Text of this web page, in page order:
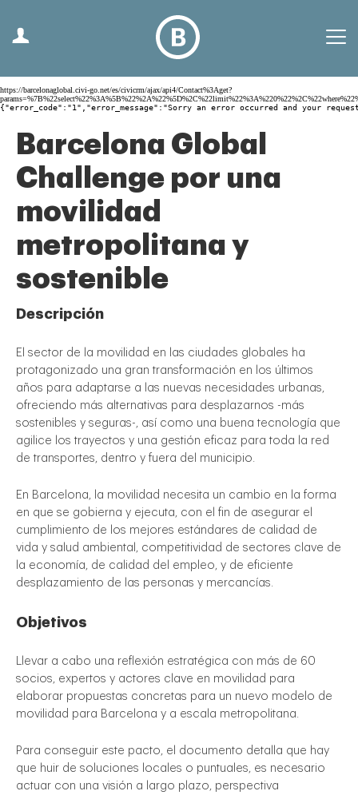
https://barcelonaglobal.civi-go.net/es/civicrm/ajax/api4/Contact%3Aget?
{"error_code":"1","error_message":"Sorry an error occurred and your
Barcelona Global
Challenge por una
movilidad
metropolitana y
sostenible
Descripción
El sector de la movilidad en las ciudades globales ha
protagonizado una gran transformación en los últimos
años para adaptarse a las nuevas necesidades urbanas,
ofreciendo más alternativas para desplazarnos -más
sostenibles y seguras-, así como una buena tecnología que
agilice los trayectos y una gestión eficaz para toda la red
de transportes, dentro y fuera del municipio.
En Barcelona, la movilidad necesita un cambio en la forma
en que se gobierna y ejecuta, con el fin de asegurar el
cumplimiento de los mejores estándares de calidad de
vida y salud ambiental, competitividad de sectores clave de
la economía, de calidad del empleo, y de eficiente
desplazamiento de las personas y mercancías.
Objetivos
Llevar a cabo una reflexión estratégica con más de 60
socios, expertos y actores clave en movilidad para
elaborar propuestas concretas para un nuevo modelo de
movilidad para Barcelona y a escala metropolitana.
Para conseguir este pacto, el documento detalla que hay
que huir de soluciones locales o puntuales, es necesario
actuar con una visión a largo plazo, perspectiva